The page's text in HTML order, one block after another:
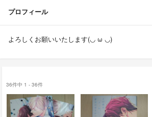
プロフィール
よろしくお願いいたします(◡ ω ◡)
36件中 1 - 36件